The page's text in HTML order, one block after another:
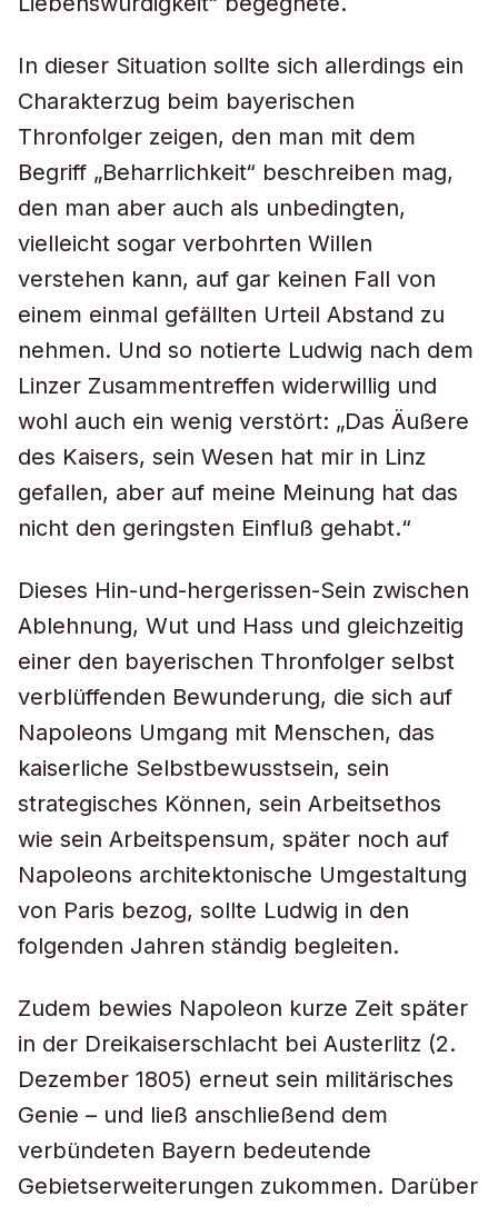
In dieser Situation sollte sich allerdings ein
Charakterzug beim bayerischen
Thronfolger zeigen, den man mit dem
Begriff „Beharrlichkeit“ beschreiben mag,
den man aber auch als unbedingten,
vielleicht sogar verbohrten Willen
verstehen kann, auf gar keinen Fall von
einem einmal gefällten Urteil Abstand zu
nehmen. Und so notierte Ludwig nach dem
Linzer Zusammentreffen widerwillig und
wohl auch ein wenig verstört: „Das Äußere
des Kaisers, sein Wesen hat mir in Linz
gefallen, aber auf meine Meinung hat das
nicht den geringsten Einfluß gehabt.“
Dieses Hin-und-hergerissen-Sein zwischen
Ablehnung, Wut und Hass und gleichzeitig
einer den bayerischen Thronfolger selbst
verblüffenden Bewunderung, die sich auf
Napoleons Umgang mit Menschen, das
kaiserliche Selbstbewusstsein, sein
strategisches Können, sein Arbeitsethos
wie sein Arbeitspensum, später noch auf
Napoleons architektonische Umgestaltung
von Paris bezog, sollte Ludwig in den
folgenden Jahren ständig begleiten.
Zudem bewies Napoleon kurze Zeit später
in der Dreikaiserschlacht bei Austerlitz (2.
Dezember 1805) erneut sein militärisches
Genie – und ließ anschließend dem
verbündeten Bayern bedeutende
Gebietserweiterungen zukommen. Darüber